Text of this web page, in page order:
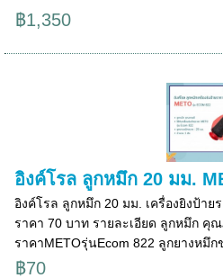
฿1,350
อิงค์โรล ลูกหมึก 20 มม.
อิงค์โรล ลูกหมึก 20 มม. เครื่องยิงป้าย
ราคา 70 บาท รายละเอียด ลูกหมึก คุ
ราคาMETOรุ่นEcom 822 ลูกยางหมึ
฿70